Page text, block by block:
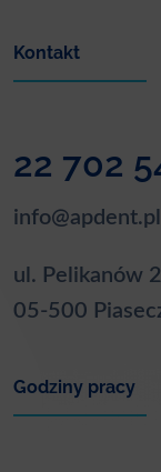
Kontakt
22 702
info@apdent.pl
ul. Pelikanów
05-500
Godziny pracy